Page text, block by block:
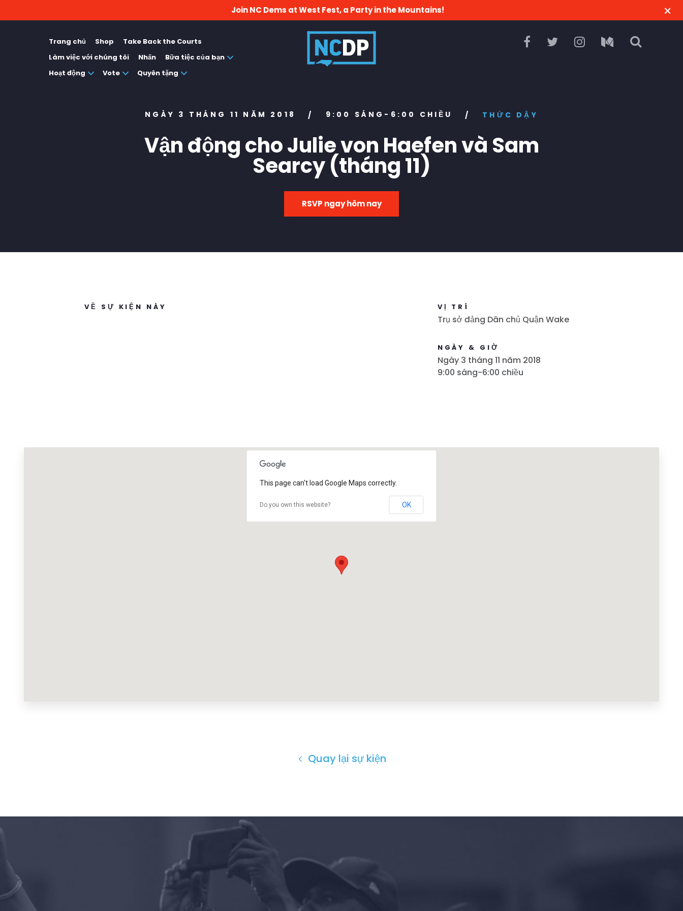
Làm việc với chúng tôi
Hoạt động
Vote
Quyên tặng
Join NC Dems at West Fest, a Party in the Mountains!
Trang chủ Shop
Take Back the Courts
Làm việc với chúng tôi
Nhấn
Bữa tiệc của bạn
Hoạt động
Vote Quyên tặng
NGÀY 3 THÁNG 11 NĂM 2018 / 9:00 SÁNG-6:00 CHIỀU / THỨC DẬY
Vận động cho Julie von Haefen và Sam
Searcy (tháng 11)
RSVP ngay hôm nay
VỀ SỰ KIỆN NÀY VỊ TRÍ
Trụ sở đảng Dân chủ Quận Wake
NGÀY & GIỜ
Ngày 3 tháng 11 năm 2018
9:00 sáng-6:00 chiều
This page can't load Google Maps correctly.
Do you own this website? OK
Quay lại sự kiện